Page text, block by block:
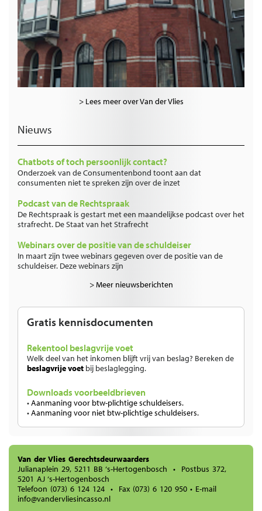
> Lees meer over Van der Vlies
Nieuws
Chatbots of toch persoonlijk contact?
Onderzoek van de Consumentenbond toont aan dat
consumenten niet te spreken zijn over de inzet
Podcast van de Rechtspraak
De Rechtspraak is gestart met een maandelijkse podcast over het
strafrecht. De Staat van het Strafrecht
Webinars over de positie van de schuldeiser
In maart zijn twee webinars gegeven over de positie van de
schuldeiser. Deze webinars zijn
> Meer nieuwsberichten
Gratis kennisdocumenten
Rekentool beslagvrije voet
Welk deel van het inkomen blijft vrij van beslag? Bereken de
beslagvrije voet bij beslaglegging.
Downloads voorbeeldbrieven
•Aanmaning voor btw-plichtige schuldeisers.
•Aanmaning voor niet btw-plichtige schuldeisers.
Van der Vlies Gerechtsdeurwaarders
Julianaplein 29, 5211 BB ‘s-Hertogenbosch • Postbus 372,
5201 AJ ‘s-Hertogenbosch
Telefoon (073) 6 124 124 • Fax (073) 6 120 950 • E-mail
info@vandervliesincasso.nl